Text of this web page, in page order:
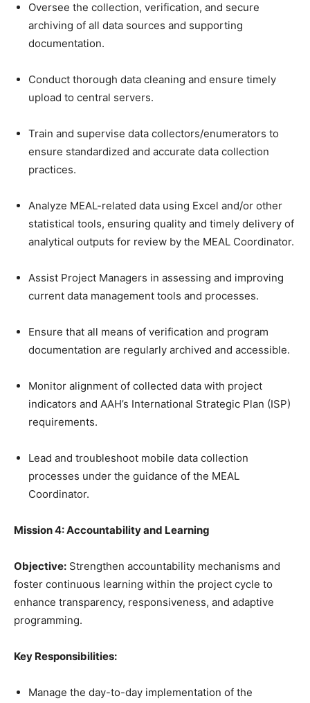
Oversee the collection, verification, and secure
archiving of all data sources and supporting
documentation.
Conduct thorough data cleaning and ensure timely
upload to central servers.
Train and supervise data collectors/enumerators to
ensure standardized and accurate data collection
practices.
Analyze MEAL-related data using Excel and/or other
statistical tools, ensuring quality and timely delivery of
analytical outputs for review by the MEAL Coordinator.
Assist Project Managers in assessing and improving
current data management tools and processes.
Ensure that all means of verification and program
documentation are regularly archived and accessible.
Monitor alignment of collected data with project
indicators and AAH’s International Strategic Plan (ISP)
requirements.
Lead and troubleshoot mobile data collection
processes under the guidance of the MEAL
Coordinator.
Mission 4: Accountability and Learning
Objective: Strengthen accountability mechanisms and
foster continuous learning within the project cycle to
enhance transparency, responsiveness, and adaptive
programming.
Key Responsibilities:
Manage the day-to-day implementation of the